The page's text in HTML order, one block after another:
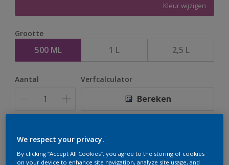
Kleur wijzigen
Grootte
500 ML 1 L 2,5 L
Aantal Verfcalculator
Bereken
Op dit moment is het niet mogelijk dit product online
te bestellen. Houd de website in de gaten, we werken
er hard aan om de voorraad aan te vullen.
We respect your privacy.
By clicking “Accept All Cookies”, you agree to the storing of cookies
on your device to enhance site navigation, analyze site usage, and